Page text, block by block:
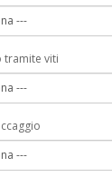
tramite viti